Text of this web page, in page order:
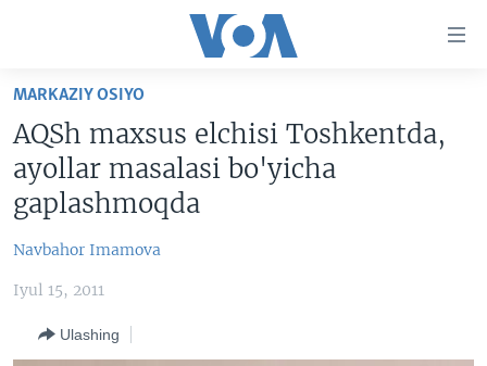
Boshiga
Qidiruvga
o'ting
AMERIKA
MARKAZIY OSIYO
AMERIKA MANZARALARI
IJTIMOIY TARMOQLAR
MARKAZIY OSIYO
AQSh maxsus elchisi Toshkentda,
ayollar masalasi bo'yicha
gaplashmoqda
Navbahor Imamova
Iyul 15, 2011
Ulashing